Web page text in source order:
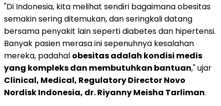
"Di Indonesia, kita melihat sendiri bagaimana obesitas
semakin sering ditemukan, dan seringkali datang
bersama penyakit lain seperti diabetes dan hipertensi.
Banyak pasien merasa ini sepenuhnya kesalahan
mereka, padahal obesitas adalah kondisi medis
yang kompleks dan membutuhkan bantuan," ujar
Clinical, Medical, Regulatory Director Novo
Nordisk Indonesia, dr. Riyanny Meisha Tarliman.